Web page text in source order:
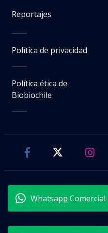
Reportajes
Política de privacidad
Política ética de
Biobiochile
Whatsapp Comercial